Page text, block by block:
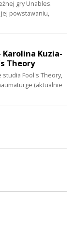
gry Unables.
powstawaniu,
Karolina Kuzia-
Theory
studia Fool's Theory,
(aktualnie